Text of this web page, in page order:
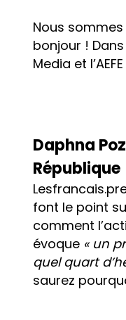
Nous
bonjour !
Media et
Daphna
République
font le point
comment
évoque « un
quel quart
saurez